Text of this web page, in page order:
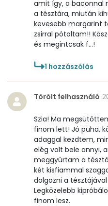
amit így, a baconnal
a tésztára, miután
kevesebb margarint
zsirral pótoltam!!
és megintcsak f...!
1 hozzászólás
Törölt felhasználó
Szia! Ma
finom lett! Jó puha,
adaggal kezdtem,
elég volt bele annyi,
meggyúrtam a
két kisfiammal
dolgozni a
Legközelebb
finom lesz.